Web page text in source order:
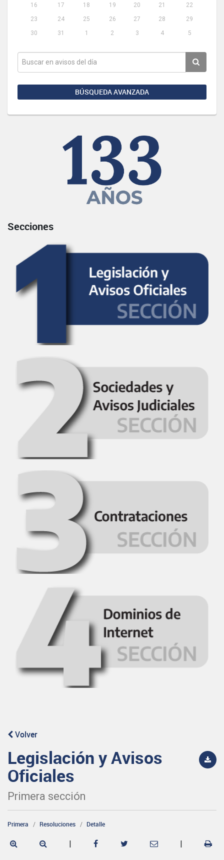
16
17 18 19 20 21
22
23
24 25 26 27 28
29
30
31 1 2 3 4 5
BÚSQUEDA AVANZADA
Secciones
Volver
Legislación y Avisos
Oficiales
Primera sección
Primera Resoluciones Detalle
| |